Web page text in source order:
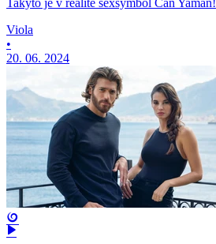
Takýto je v realite sexsymbol Can Yaman!
Viola
•
20. 06. 2024